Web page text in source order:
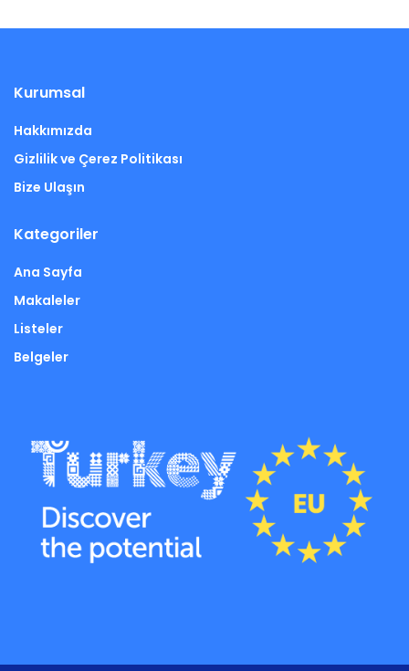
Kurumsal
Hakkımızda
Gizlilik ve Çerez Politikası
Bize Ulaşın
Kategoriler
Ana Sayfa
Makaleler
Listeler
Belgeler